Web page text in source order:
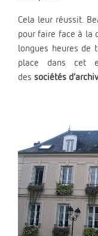
Cela leur réussit.
pour faire face à la
longues heures de
place dans cet
des sociétés